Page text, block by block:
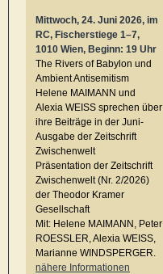
Mittwoch, 24. Juni 2026, im
RC, Fischerstiege 1–7,
1010 Wien, Beginn: 19 Uhr
The Rivers of Babylon und
Ambient Antisemitism
Helene MAIMANN und
Alexia WEISS sprechen über
ihre Beiträge in der Juni-
Ausgabe der Zeitschrift
Zwischenwelt
Präsentation der Zeitschrift
Zwischenwelt (Nr. 2/2026)
der Theodor Kramer
Gesellschaft
Mit: Helene MAIMANN, Peter
ROESSLER, Alexia WEISS,
Marianne WINDSPERGER.
nähere Informationen